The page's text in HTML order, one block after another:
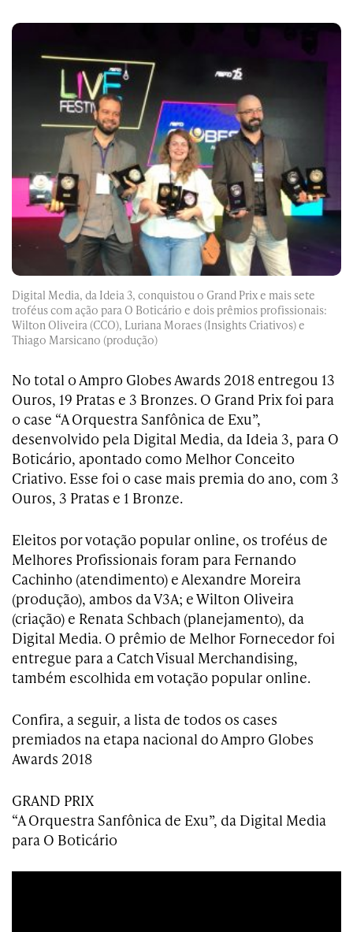
Digital Media, da Ideia 3, conquistou o Grand Prix e mais sete
troféus com ação para O Boticário e dois prêmios profissionais:
Wilton Oliveira (CCO), Luriana Moraes (Insights Criativos) e
Thiago Marsicano (produção)
No total o Ampro Globes Awards 2018 entregou 13
Ouros, 19 Pratas e 3 Bronzes. O Grand Prix foi para
o case “A Orquestra Sanfônica de Exu”,
desenvolvido pela Digital Media, da Ideia 3, para O
Boticário, apontado como Melhor Conceito
Criativo. Esse foi o case mais premia do ano, com 3
Ouros, 3 Pratas e 1 Bronze.
Eleitos por votação popular online, os troféus de
Melhores Profissionais foram para Fernando
Cachinho (atendimento) e Alexandre Moreira
(produção), ambos da V3A; e Wilton Oliveira
(criação) e Renata Schbach (planejamento), da
Digital Media. O prêmio de Melhor Fornecedor foi
entregue para a Catch Visual Merchandising,
também escolhida em votação popular online.
Confira, a seguir, a lista de todos os cases
premiados na etapa nacional do Ampro Globes
Awards 2018
GRAND PRIX
“A Orquestra Sanfônica de Exu”, da Digital Media
para O Boticário